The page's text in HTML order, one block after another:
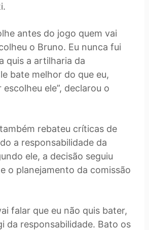
antes do jogo quem vai
o Bruno. Eu nunca fui
quis a artilharia da
bate melhor do que eu,
ele”, declarou o
rebateu críticas de
a responsabilidade da
ele, a decisão seguiu
o planejamento da comissão
falar que eu não quis bater,
da responsabilidade. Bato os